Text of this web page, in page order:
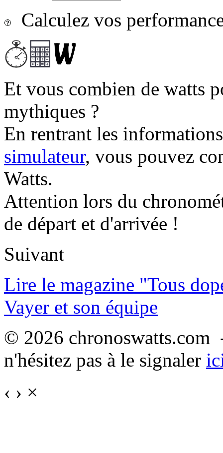
Calculez vos
Et vous combien de watts
mythiques ?
En rentrant les
simulateur, vous pouvez
Watts.
Attention lors du
de départ et d'arrivée !
Suivant
Lire le magazine "Tous
Vayer et son équipe
© 2026
n'hésitez pas à le signaler
‹ › ×